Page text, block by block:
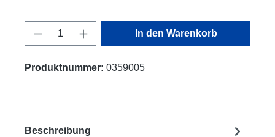
Produkt Anzahl: Gib den gewünschten
In den Warenkorb
Produktnummer: 0359005
Beschreibung